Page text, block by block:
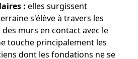
: elles surgissent
s'élève à travers les
murs en contact avec le
touche principalement les
dont les fondations ne se